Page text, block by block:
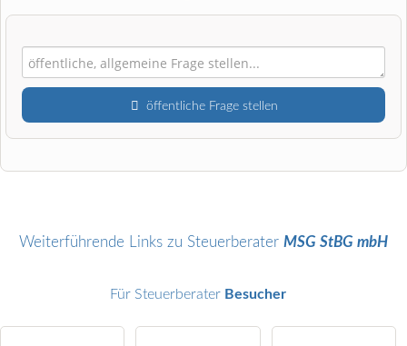
öffentliche Frage stellen
Name
Weiterführende Links zu Steuerberater MSG StBG mbH
Für Steuerberater Besucher